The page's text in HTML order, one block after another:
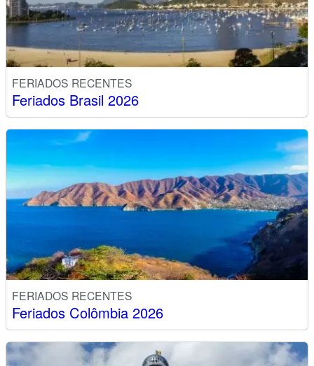
FERIADOS RECENTES
Feriados Brasil 2026
FERIADOS RECENTES
Feriados Colômbia 2026